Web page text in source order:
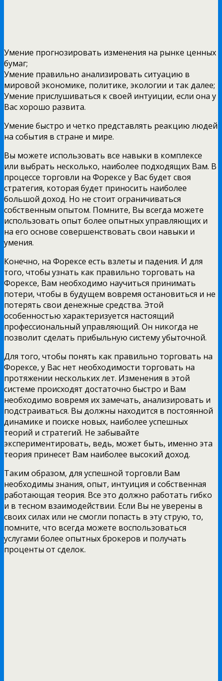
Умение прогнозировать изменения на рынке ценных
бумаг;
Умение правильно анализировать ситуацию в
мировой экономике, политике, экологии и так далее;
Умение прислушиваться к своей интуиции, если она у
Вас хорошо развита.
Умение быстро и четко представлять реакцию людей
на события в стране и мире.
Вы можете использовать все навыки в комплексе
или выбрать несколько, наиболее подходящих Вам. В
процессе торговли на Форексе у Вас будет своя
стратегия, которая будет приносить наиболее
большой доход. Но не стоит ограничиваться
собственным опытом. Помните, Вы всегда можете
использовать опыт более опытных управляющих и
на его основе совершенствовать свои навыки и
умения.
Конечно, на Форексе есть взлеты и падения. И для
того, чтобы узнать как правильно торговать на
Форексе, Вам необходимо научиться принимать
потери, чтобы в будущем вовремя остановиться и не
потерять свои денежные средства. Этой
особенностью характеризуется настоящий
профессиональный управляющий. Он никогда не
позволит сделать прибыльную систему убыточной.
Для того, чтобы понять как правильно торговать на
Форексе, у Вас нет необходимости торговать на
протяжении нескольких лет. Изменения в этой
системе происходят достаточно быстро и Вам
необходимо вовремя их замечать, анализировать и
подстраиваться. Вы должны находится в постоянной
динамике и поиске новых, наиболее успешных
теорий и стратегий. Не забывайте
экспериментировать, ведь, может быть, именно эта
теория принесет Вам наиболее высокий доход.
Таким образом, для успешной торговли Вам
необходимы знания, опыт, интуиция и собственная
работающая теория. Все это должно работать гибко
и в тесном взаимодействии. Если Вы не уверены в
своих силах или не смогли попасть в эту струю, то,
помните, что всегда можете воспользоваться
услугами более опытных брокеров и получать
проценты от сделок.